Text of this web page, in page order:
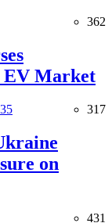
362
EV Market
317
on
431